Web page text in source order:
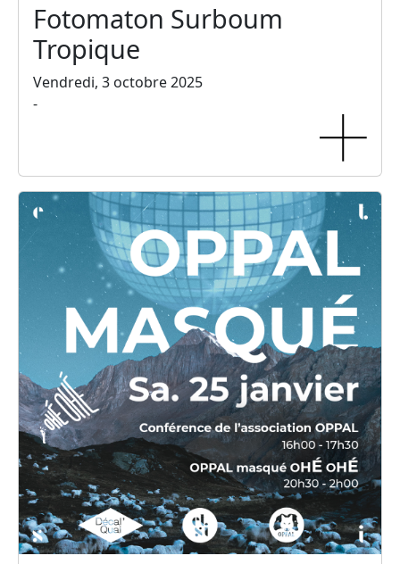
Fotomaton Surboum
Tropique
Vendredi, 3 octobre 2025
-